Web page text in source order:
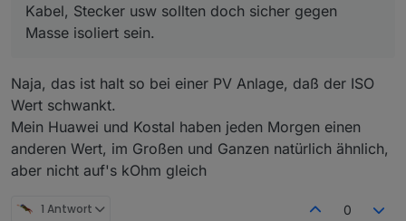
Kabel, Stecker usw sollten doch sicher gegen
Masse isoliert sein.
Naja, das ist halt so bei einer PV Anlage, daß der ISO
Wert schwankt.
Mein Huawei und Kostal haben jeden Morgen einen
anderen Wert, im Großen und Ganzen natürlich ähnlich,
aber nicht auf's kOhm gleich
1 Antwort 0